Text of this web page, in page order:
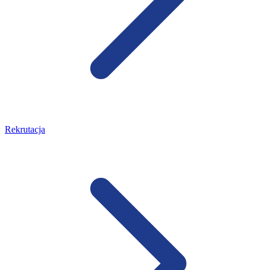
Rekrutacja